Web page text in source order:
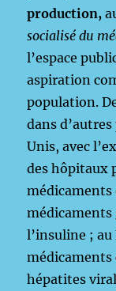
production,
socialisé du
l’espace
aspiration
population.
dans
Unis, avec
des hôpitaux
médicaments
médicaments
l’insuline ;
médicaments
hépatites